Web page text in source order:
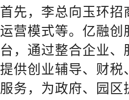
首先，李总向玉环招
运营模式等。 亿融创
台，通过整合企业
提供创业辅导、财
服务，为政府、园